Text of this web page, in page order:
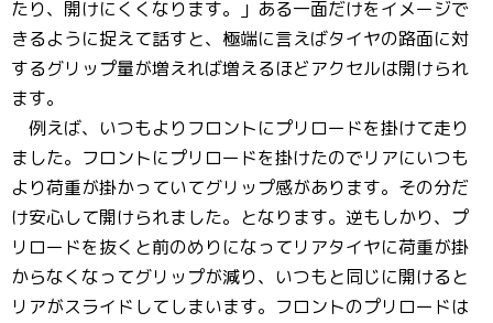
たり、開けにくくなります。」ある一面だけをイメージで
きるように捉えて話すと、極端に言えばタイヤの路面に対
するグリップ量が増えれば増えるほどアクセルは開けられ
ます。
例えば、いつもよりフロントにプリロードを掛けて走り
ました。フロントにプリロードを掛けたのでリアにいつも
より荷重が掛かっていてグリップ感があります。その分だ
け安心して開けられました。となります。逆もしかり、プ
リロードを抜くと前のめりになってリアタイヤに荷重が掛
からなくなってグリップが減り、いつもと同じに開けると
リアがスライドしてしまいます。フロントのプリロードは